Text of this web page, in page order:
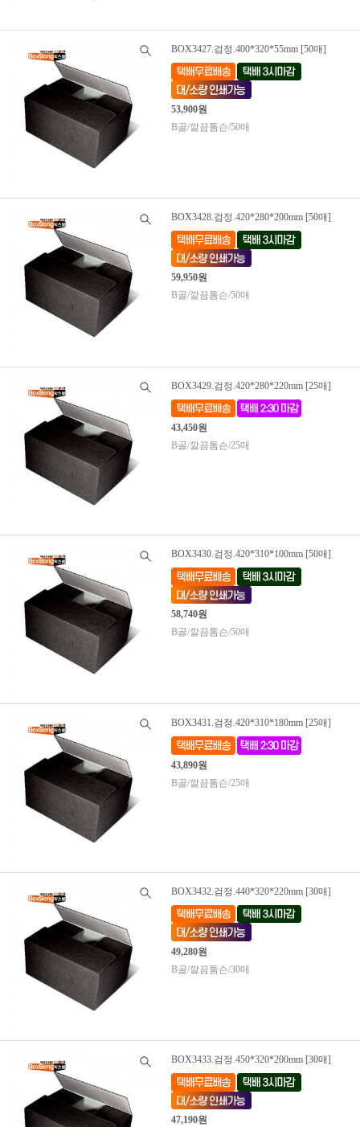
BOX3427.검정.400*320*55mm [50매]
53,900원
B골/깔끔톰슨/50매
BOX3428.검정.420*280*200mm [50매]
59,950원
B골/깔끔톰슨/50매
BOX3429.검정.420*280*220mm [25매]
43,450원
B골/깔끔톰슨/25매
BOX3430.검정.420*310*100mm [50매]
58,740원
B골/깔끔톰슨/50매
BOX3431.검정.420*310*180mm [25매]
43,890원
B골/깔끔톰슨/25매
BOX3432.검정.440*320*220mm [30매]
49,280원
B골/깔끔톰슨/30매
BOX3433.검정.450*320*200mm [30매]
47,190원